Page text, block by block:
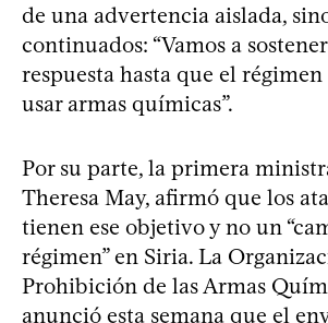
de una advertencia aislada,
continuados: “Vamos a
respuesta hasta que el
usar armas químicas”.
Por su parte, la primera
Theresa May, afirmó que los
tienen ese objetivo y no un
régimen” en Siria. La
Prohibición de las Armas
anunció esta semana que el